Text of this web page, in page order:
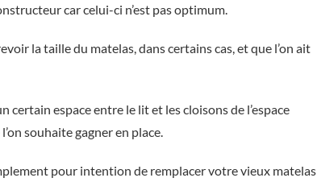
car celui-ci n’est pas optimum.
la taille du matelas, dans certains cas, et que l’on ait
certain espace entre le lit et les cloisons de l’espace
souhaite gagner en place.
pour intention de remplacer votre vieux matelas